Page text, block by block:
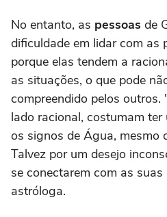
No entanto, as pessoas de
dificuldade em lidar com as
porque elas tendem a
as situações, o que pode
compreendido pelos
lado racional, costumam
os signos de Água, mesmo
Talvez por um desejo
se conectarem com as
astróloga.